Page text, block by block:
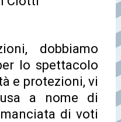
dobbiamo
lo spettacolo
e protezioni, vi
a nome di
di voti